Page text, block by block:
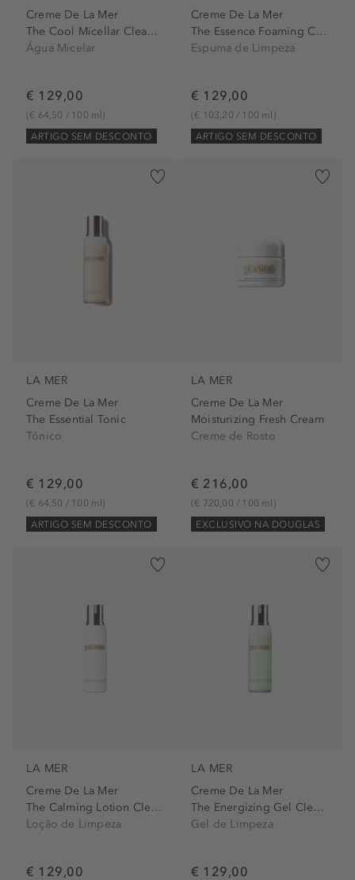
Creme De La Mer
The Cool Micellar Cleanser
Água Micelar
€ 129,00
(€ 64,50 / 100 ml)
ARTIGO SEM DESCONTO
Creme De La Mer
The Essence Foaming Cleanser
Espuma de Limpeza
€ 129,00
(€ 103,20 / 100 ml)
ARTIGO SEM DESCONTO
LA MER
Creme De La Mer
The Essential Tonic
Tónico
€ 129,00
(€ 64,50 / 100 ml)
ARTIGO SEM DESCONTO
LA MER
Creme De La Mer
Moisturizing Fresh Cream
Creme de Rosto
€ 216,00
(€ 720,00 / 100 ml)
EXCLUSIVO NA DOUGLAS
LA MER
Creme De La Mer
The Calming Lotion Cleanser
Loção de Limpeza
€ 129,00
LA MER
Creme De La Mer
The Energizing Gel Cleanser
Gel de Limpeza
€ 129,00